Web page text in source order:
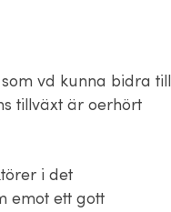
vd kunna bidra till
tillväxt är oerhört
i det
emot ett gott